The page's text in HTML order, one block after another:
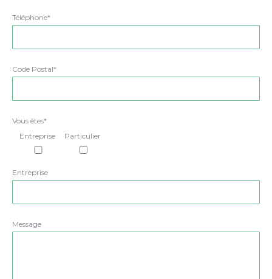
Téléphone*
Code Postal*
Vous êtes*
Entreprise
Particulier
Entreprise
Message